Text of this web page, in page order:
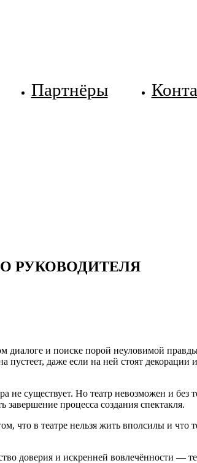
Партнёры
РУКОВОДИТЕЛЯ
диалоге и поиске порой неуловимой
пустеет, даже если на ней стоят декорации
не существует. Но театр невозможен и без
процесса создания спектакля.
что в театре нельзя жить вполсилы и что
доверия и искренней вовлечённости —